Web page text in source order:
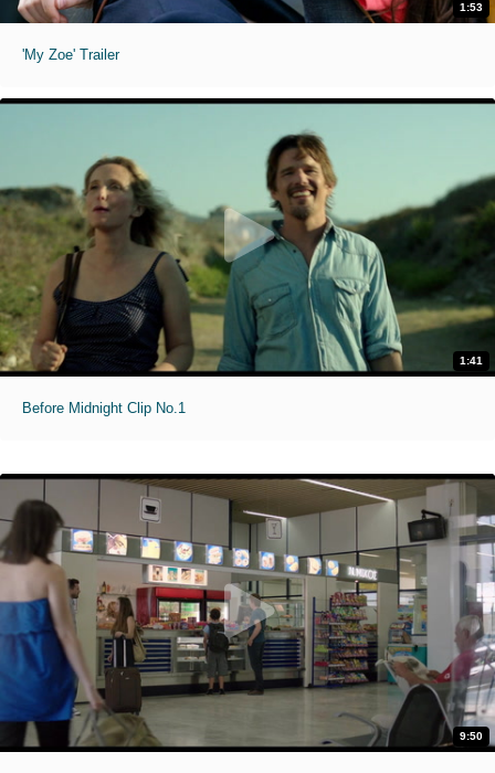
1:53
'My Zoe' Trailer
1:41
Before Midnight Clip No.1
9:50